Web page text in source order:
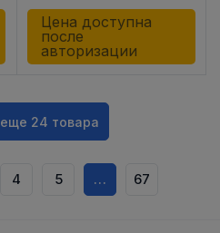
Цена доступна
после
авторизации
24 товара
4 5 … 67